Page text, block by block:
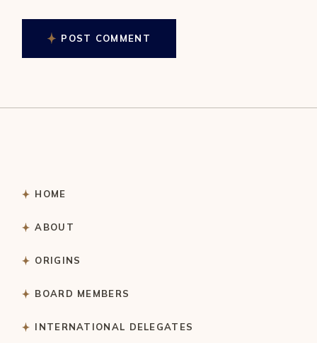
POST COMMENT
HOME
ABOUT
ORIGINS
BOARD MEMBERS
INTERNATIONAL DELEGATES